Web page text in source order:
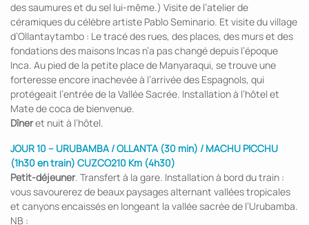
des saumures et du sel lui-même.) Visite de l’atelier de
céramiques du célèbre artiste Pablo Seminario. Et visite du village
d’Ollantaytambo : Le tracé des rues, des places, des murs et des
fondations des maisons Incas n’a pas changé depuis l’époque
Inca. Au pied de la petite place de Manyaraqui, se trouve une
forteresse encore inachevée à l’arrivée des Espagnols, qui
protégeait l’entrée de la Vallée Sacrée. Installation à l’hôtel et
Mate de coca de bienvenue.
Dîneret nuit à l’hôtel.
JOUR 10 – URUBAMBA / OLLANTA (30 min) / MACHU PICCHU
(1h30 en train) CUZCO210 Km (4h30)
Petit-déjeuner. Transfert à la gare. Installation à bord du train :
vous savourerez de beaux paysages alternant vallées tropicales
et canyons encaissés en longeant la vallée sacrée de l’Urubamba.
NB :